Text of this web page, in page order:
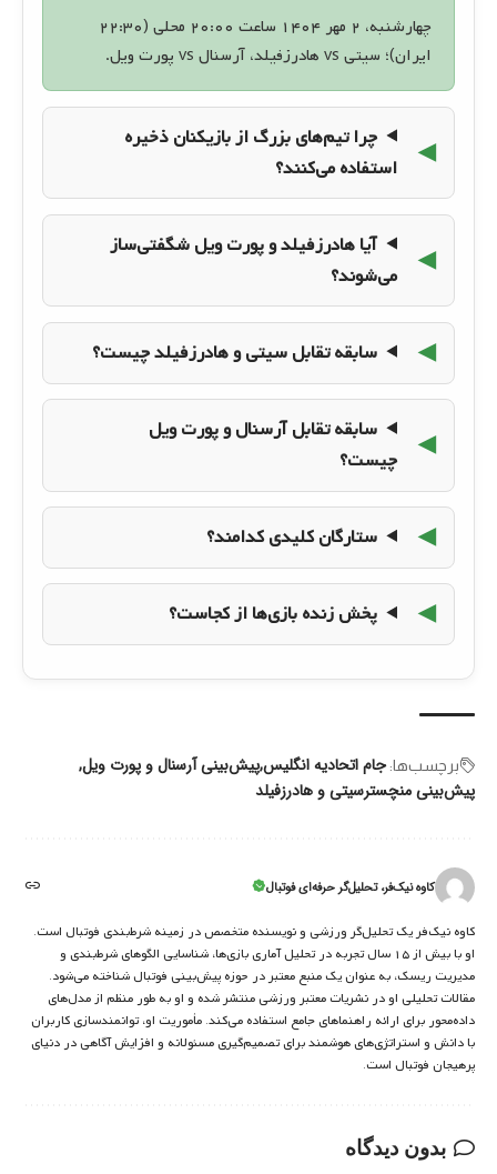
چهارشنبه، ۲ مهر ۱۴۰۴ ساعت ۲۰:۰۰ محلی (۲۲:۳۰
ایران)؛ سیتی vs هادرزفیلد، آرسنال vs پورت ویل.
چرا تیم‌های بزرگ از بازیکنان ذخیره
استفاده می‌کنند؟
آیا هادرزفیلد و پورت ویل شگفتی‌ساز
می‌شوند؟
سابقه تقابل سیتی و هادرزفیلد چیست؟
سابقه تقابل آرسنال و پورت ویل
چیست؟
ستارگان کلیدی کدامند؟
پخش زنده بازی‌ها از کجاست؟
برچسب‌‌ها: جام اتحادیه انگلیسپیش‌بینی آرسنال و پورت ویل
پیش‌بینی منچسترسیتی و هادرزفیلد
کاوه نیک‌فر، تحلیل‌گر حرفه‌ای فوتبال
کاوه نیک‌فر یک تحلیل‌گر ورزشی و نویسنده متخصص در زمینه شرط‌بندی فوتبال است.
او با بیش از ۱۵ سال تجربه در تحلیل آماری بازی‌ها، شناسایی الگوهای شرط‌بندی و
مدیریت ریسک، به عنوان یک منبع معتبر در حوزه پیش‌بینی فوتبال شناخته می‌شود.
مقالات تحلیلی او در نشریات معتبر ورزشی منتشر شده و او به طور منظم از مدل‌های
داده‌محور برای ارائه راهنماهای جامع استفاده می‌کند. مأموریت او، توانمندسازی کاربران
با دانش و استراتژی‌های هوشمند برای تصمیم‌گیری مسئولانه و افزایش آگاهی در دنیای
پرهیجان فوتبال است.
بدون دیدگاه